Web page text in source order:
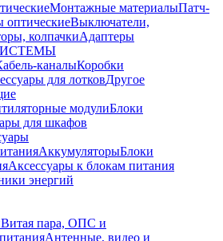
Монтажные материалыПатч-
оптическиеВыключатели,
колпачкиАдаптеры
каналыКоробки
для лотковДругое
модулиБлоки
для шкафов
АккумуляторыБлоки
Аксессуары к блокам питания
энергий
Витая пара, ОПС и
Антенные, видео и